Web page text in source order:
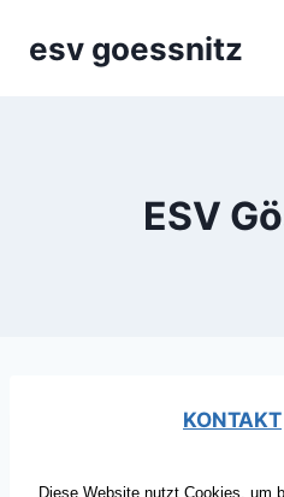
Inhaltesv goessnitz
ESV
KONTAKT
Diese Website nutzt Cookies, um